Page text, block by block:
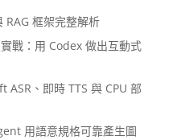
框架完整解析
戰：用 Codex 做出互動式
、即時 TTS 與 CPU 部
用語意規格可靠產生圖